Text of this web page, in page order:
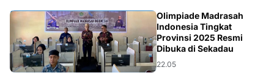
DAMSIR
Olimpiade Madrasah
Indonesia Tingkat
Provinsi 2025 Resmi
Dibuka di Sekadau
22.05